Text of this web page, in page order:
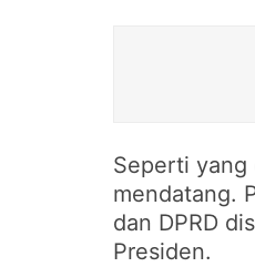
Seperti yang
mendatang.
dan DPRD
Presiden.